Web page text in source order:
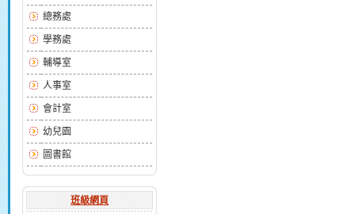
總務處
學務處
輔導室
人事室
會計室
幼兒園
圖書館
班級網頁